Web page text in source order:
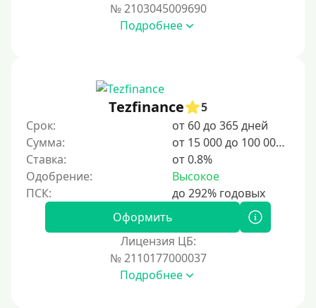
30 дней без процентов
100 дней
4 месяца
5 месяцев
На полгода
10 месяцев
№ 2103045009690
Подробнее
Tezfinance
5
Срок:
от 60 до 365 дней
Сумма:
от 15 000 до 100 000 ₽
Ставка:
от 0.8%
Одобрение:
Высокое
Оформить
Лицензия ЦБ:
№ 2110177000037
Подробнее